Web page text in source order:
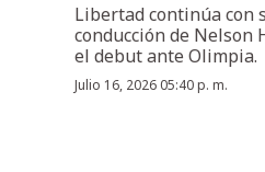
Libertad continúa con
conducción de Nelson
el debut ante Olimpia.
Julio 16, 2026 05:40 p. m.